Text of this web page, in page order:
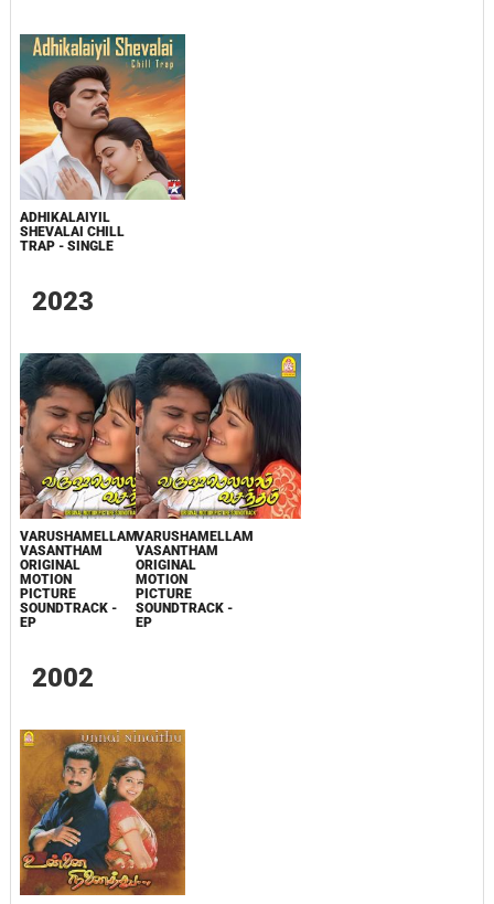
ADHIKALAIYIL
SHEVALAI CHILL
TRAP - SINGLE
2023
VARUSHAMELLAM
VASANTHAM
ORIGINAL
MOTION
PICTURE
SOUNDTRACK -
EP
VARUSHAMELLAM
VASANTHAM
ORIGINAL
MOTION
PICTURE
SOUNDTRACK -
EP
2002